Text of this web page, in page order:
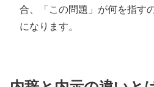
合、「この問題」が何を指す
になります。